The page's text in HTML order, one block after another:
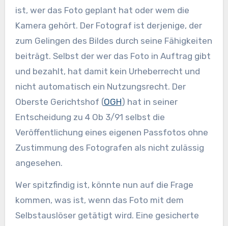
ist, wer das Foto geplant hat oder wem die
Kamera gehört. Der Fotograf ist derjenige, der
zum Gelingen des Bildes durch seine Fähigkeiten
beiträgt. Selbst der wer das Foto in Auftrag gibt
und bezahlt, hat damit kein Urheberrecht und
nicht automatisch ein Nutzungsrecht. Der
Oberste Gerichtshof (OGH) hat in seiner
Entscheidung zu 4 Ob 3/91 selbst die
Veröffentlichung eines eigenen Passfotos ohne
Zustimmung des Fotografen als nicht zulässig
angesehen.
Wer spitzfindig ist, könnte nun auf die Frage
kommen, was ist, wenn das Foto mit dem
Selbstauslöser getätigt wird. Eine gesicherte